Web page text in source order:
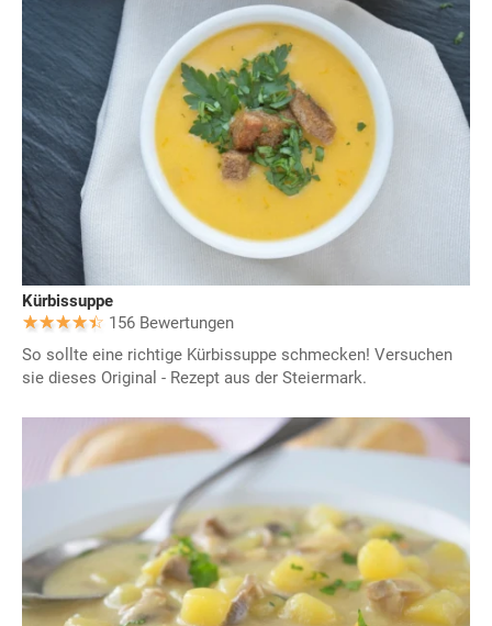
Kürbissuppe
156 Bewertungen
So sollte eine richtige Kürbissuppe schmecken! Versuchen
sie dieses Original - Rezept aus der Steiermark.